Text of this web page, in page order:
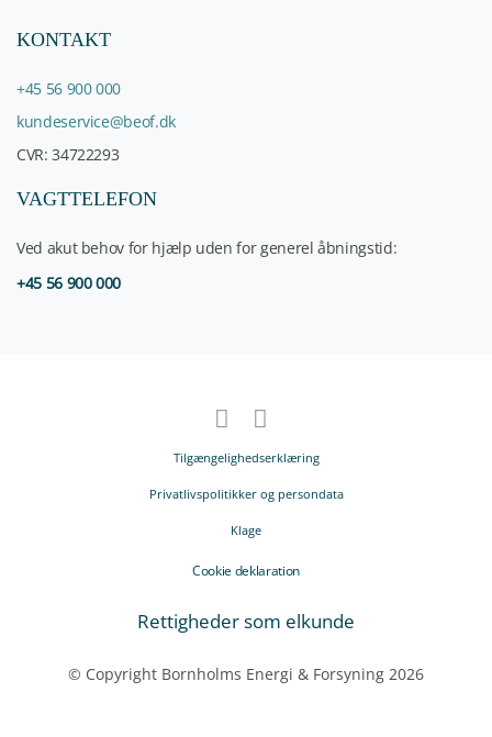
KONTAKT
+45 56 900 000
kundeservice@beof.dk
CVR: 34722293
VAGTTELEFON
Ved akut behov for hjælp uden for generel åbningstid:
+45 56 900 000
Tilgængelighedserklæring
Privatlivspolitikker og persondata
Klage
Cookie deklaration
Rettigheder som elkunde
© Copyright Bornholms Energi & Forsyning 2026